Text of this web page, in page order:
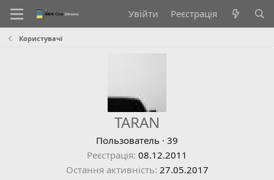
Увійти Реєстрація
Користувачі
TARAN
Пользователь · 39
Реєстрація 08.12.2011
Остання активність 27.05.2017